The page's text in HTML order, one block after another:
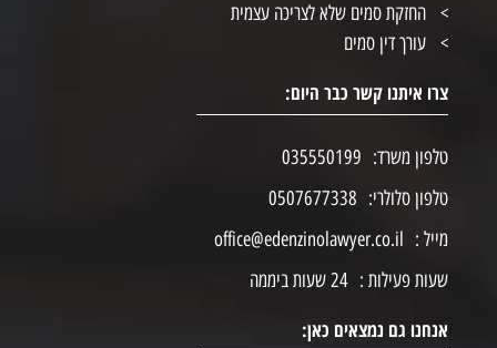
החזקת סמים שלא לצריכה עצמית
עורך דין סמים
צרו איתנו קשר כבר היום:
טלפון משרד: 035550199
טלפון סלולרי: 0507677338
מייל : office@edenzinolawyer.co.il
שעות פעילות : 24 שעות ביממה
אנחנו גם נמצאים כאן: